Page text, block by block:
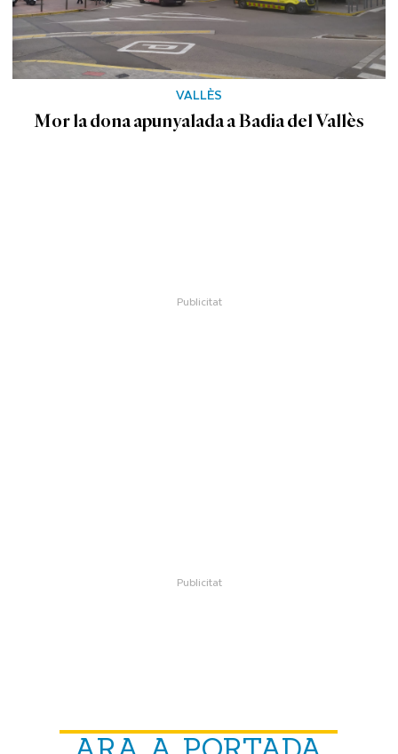
VALLÈS
Mor la dona apunyalada a Badia del Vallès